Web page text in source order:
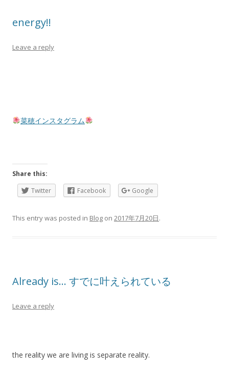
energy!!
Leave a reply
菜穂インスタグラム
Share this:
Twitter
Facebook Google
This entry was posted in Blog on 2017年7月20日.
Already is… すでに叶えられている
Leave a reply
the reality we are living is separate reality.